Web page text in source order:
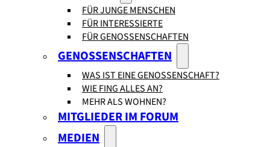
FÜR JUNGE MENSCHEN
FÜR INTERESSIERTE
FÜR GENOSSENSCHAFTEN
GENOSSENSCHAFTEN
WAS IST EINE GENOSSENSCHAFT?
WIE FING ALLES AN?
MEHR ALS WOHNEN?
MITGLIEDER IM FORUM
MEDIEN